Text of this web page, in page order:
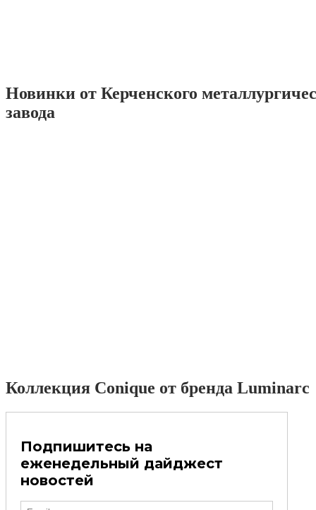
Новинки от Керченского
завода
Коллекция Conique от бренда Luminarc
Подпишитесь на
еженедельный дайджест
новостей